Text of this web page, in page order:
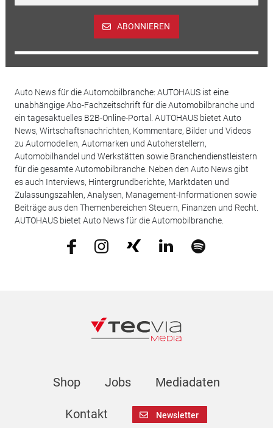
ABONNIEREN
Auto News für die Automobilbranche: AUTOHAUS ist eine
unabhängige Abo-Fachzeitschrift für die Automobilbranche und
ein tagesaktuelles B2B-Online-Portal. AUTOHAUS bietet Auto
News, Wirtschaftsnachrichten, Kommentare, Bilder und Videos
zu Automodellen, Automarken und Autoherstellern,
Automobilhandel und Werkstätten sowie Branchendienstleistern
für die gesamte Automobilbranche. Neben den Auto News gibt
es auch Interviews, Hintergrundberichte, Marktdaten und
Zulassungszahlen, Analysen, Management-Informationen sowie
Beiträge aus den Themenbereichen Steuern, Finanzen und Recht.
AUTOHAUS bietet Auto News für die Automobilbranche.
Shop Jobs Mediadaten
Kontakt Newsletter